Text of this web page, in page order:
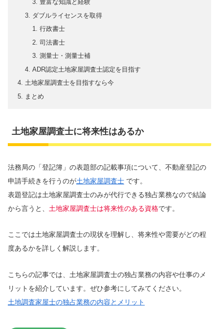
豊富な知識と経験
ダブルライセンスを取得
行政書士
司法書士
測量士・測量士補
ADR認定土地家屋調査士認定を目指す
土地家屋調査士を目指すなら今
まとめ
土地家屋調査士に将来性はあるか
法務局の「登記簿」の表題部の記載事項について、不動産登記の
申請手続きを行うのが土地家屋調査士 です。
表題登記は土地家屋調査士のみが代行できる独占業務なので結論
から言うと、 土地家屋調査士は将来性のある資格です。
ここでは土地家屋調査士の現状を理解し、将来性や需要がどの程
度あるかを詳しく解説します。
こちらの記事では、土地家屋調査士の独占業務の内容や仕事のメ
リットを紹介しています。ぜひ参考にしてみてください。
土地調査家屋士の独占業務の内容とメリット